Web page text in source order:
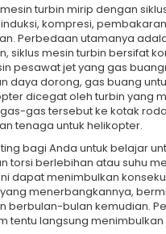
turbin mirip dengan
kompresi,
Perbedaan utamanya
siklus mesin turbin bersifat
pesawat jet yang gas
daya dorong, gas buang
dicegat oleh turbin yang
gas tersebut ke kotak
tenaga untuk helikopter.
bagi Anda untuk belajar
torsi berlebihan atau suhu
dapat menimbulkan
menerbangkannya,
berbulan-bulan kemudian.
tentu langsung